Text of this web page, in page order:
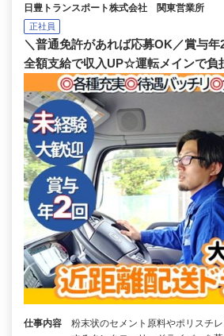
日豊トランスポート株式会社 関東営業所
正社員
＼普通免許があれば応募OK／賞与
全額支給で収入UP☆運転メインで負
仕事内容
粉末状のセメント原料やポリスチ